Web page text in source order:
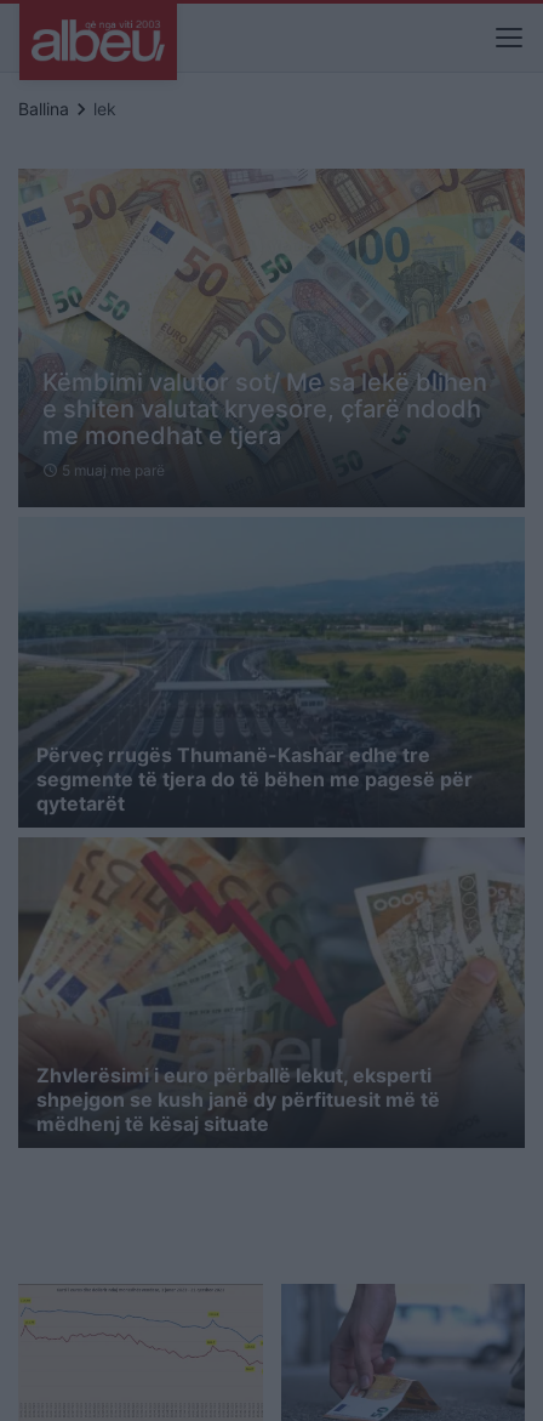
Ballina keyboard_arrow_right lek
Këmbimi valutor sot/ Me sa lekë blihen
e shiten valutat kryesore, çfarë ndodh
me monedhat e tjera
schedule 5 muaj me parë
Përveç rrugës Thumanë-Kashar edhe tre
segmente të tjera do të bëhen me pagesë për
qytetarët
Zhvlerësimi i euro përballë lekut, eksperti
shpejgon se kush janë dy përfituesit më të
mëdhenj të kësaj situate